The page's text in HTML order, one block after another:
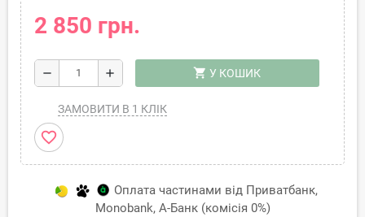
2 850 грн.
remove add shopping_cart У КОШИК
ЗАМОВИТИ В 1 КЛІК
favorite_border
Оплата частинами від Приватбанк,
Monobank, А-Банк (комісія 0%)